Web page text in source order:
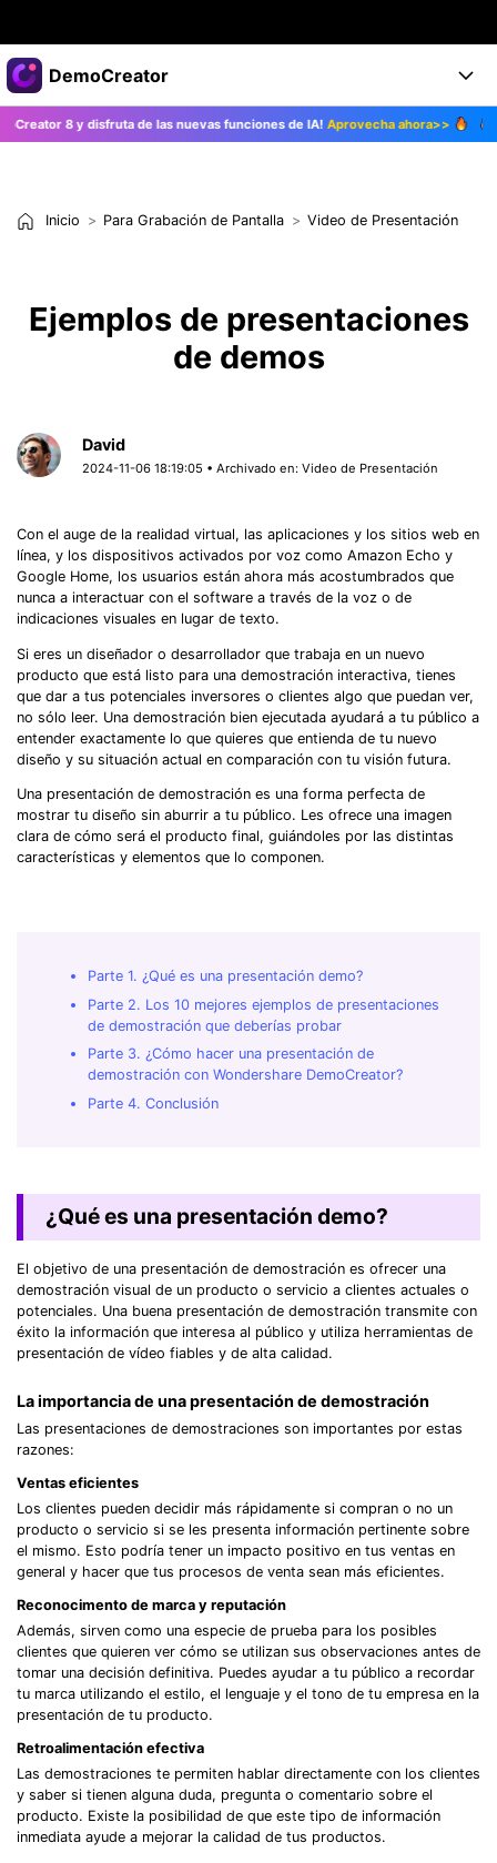
Productos destacados
Creatividad digital con AIGC
Utilidades
Empresas
DemoCreator
Productos
Consejos sobre la IA
Blog
y disfruta de las nuevas funciones de IA!Aprovecha ahora>> ¡Actualiza
Inicio Para Grabación de Pantalla Video de Presentación
Ejemplos de presentaciones
de demos
David
2024-11-06 18:19:05 • Archivado en:Video de Presentación
Con el auge de la realidad virtual, las aplicaciones y los sitios web en
línea, y los dispositivos activados por voz como Amazon Echo y
Google Home, los usuarios están ahora más acostumbrados que
nunca a interactuar con el software a través de la voz o de
indicaciones visuales en lugar de texto.
Si eres un diseñador o desarrollador que trabaja en un nuevo
producto que está listo para una demostración interactiva, tienes
que dar a tus potenciales inversores o clientes algo que puedan ver,
no sólo leer. Una demostración bien ejecutada ayudará a tu público a
entender exactamente lo que quieres que entienda de tu nuevo
diseño y su situación actual en comparación con tu visión futura.
Una presentación de demostración es una forma perfecta de
mostrar tu diseño sin aburrir a tu público. Les ofrece una imagen
clara de cómo será el producto final, guiándoles por las distintas
características y elementos que lo componen.
Parte 1. ¿Qué es una presentación demo?
Parte 2. Los 10 mejores ejemplos de presentaciones
de demostración que deberías probar
Parte 3. ¿Cómo hacer una presentación de
demostración con Wondershare DemoCreator?
Parte 4. Conclusión
¿Qué es una presentación demo?
El objetivo de una presentación de demostración es ofrecer una
demostración visual de un producto o servicio a clientes actuales o
potenciales. Una buena presentación de demostración transmite con
éxito la información que interesa al público y utiliza herramientas de
presentación de vídeo fiables y de alta calidad.
La importancia de una presentación de demostración
Las presentaciones de demostraciones son importantes por estas
razones:
Ventas eficientes
Los clientes pueden decidir más rápidamente si compran o no un
producto o servicio si se les presenta información pertinente sobre
el mismo. Esto podría tener un impacto positivo en tus ventas en
general y hacer que tus procesos de venta sean más eficientes.
Reconocimento de marca y reputación
Además, sirven como una especie de prueba para los posibles
clientes que quieren ver cómo se utilizan sus observaciones antes de
tomar una decisión definitiva. Puedes ayudar a tu público a recordar
tu marca utilizando el estilo, el lenguaje y el tono de tu empresa en la
presentación de tu producto.
Retroalimentación efectiva
Las demostraciones te permiten hablar directamente con los clientes
y saber si tienen alguna duda, pregunta o comentario sobre el
producto. Existe la posibilidad de que este tipo de información
inmediata ayude a mejorar la calidad de tus productos.